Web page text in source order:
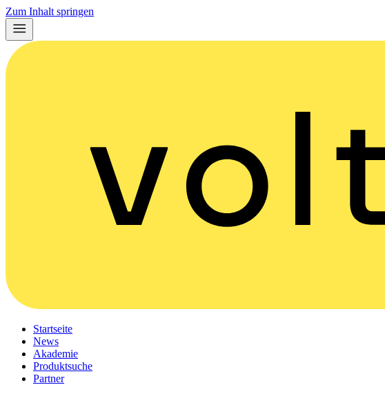
Zum Inhalt springen
Startseite
News
Akademie
Produktsuche
Partner